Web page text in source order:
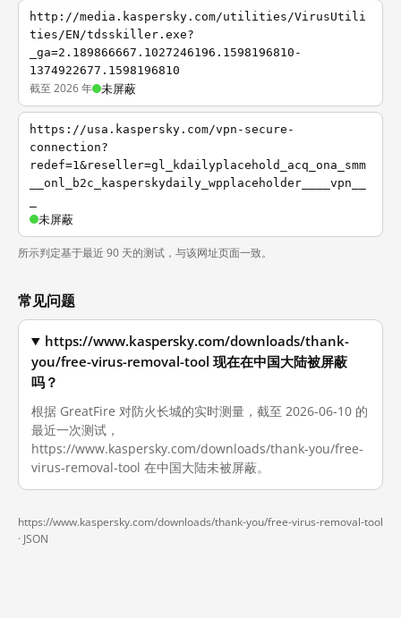
http://media.kaspersky.com/utilities/VirusUtili
ties/EN/tdsskiller.exe?
_ga=2.189866667.1027246196.1598196810-
1374922677.1598196810
截至 2026 年 未屏蔽
https://usa.kaspersky.com/vpn-secure-
connection?
redef=1&reseller=gl_kdailyplacehold_acq_ona_smm
__onl_b2c_kasperskydaily_wpplaceholder____vpn__
未屏蔽
所示判定基于最近 90 天的测试，与该网址页面一致。
常见问题
https://www.kaspersky.com/downloads/thank-
you/free-virus-removal-tool 现在在中国大陆被屏蔽
吗？
根据 GreatFire 对防火长城的实时测量，截至 2026-06-10 的
最近一次测试，
https://www.kaspersky.com/downloads/thank-you/free-
virus-removal-tool 在中国大陆未被屏蔽。
https://www.kaspersky.com/downloads/thank-you/free-virus-removal-tool
· JSON